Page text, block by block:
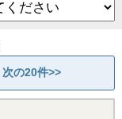
次の20件>>